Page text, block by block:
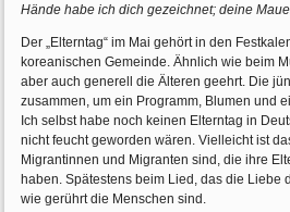
Hände habe ich dich gezeichnet; deine
Der „Elterntag“ im Mai gehört in den
koreanischen Gemeinde. Ähnlich wie beim
aber auch generell die Älteren geehrt. Die
zusammen, um ein Programm, Blumen und
Ich selbst habe noch keinen Elterntag in
nicht feucht geworden wären. Vielleicht ist
Migrantinnen und Migranten sind, die ihre
haben. Spätestens beim Lied, das die Liebe
wie gerührt die Menschen sind.